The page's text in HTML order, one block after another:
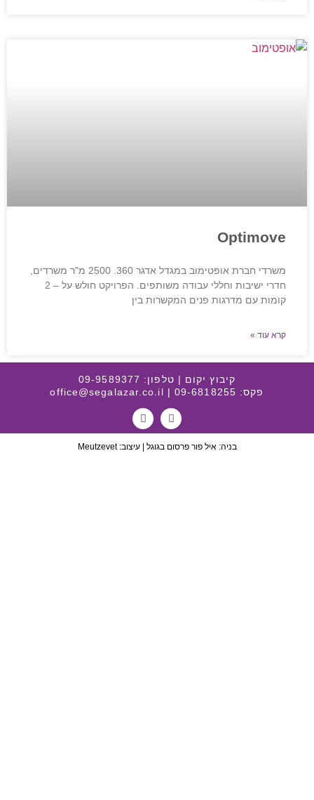
Optimove
משרדי חברת אופטימוב במגדל אדגר 360. 2500 מ"ר משרדים,
חדרי ישיבות וחללי עבודה משותפים. הפרויקט חולש על – 2
קומות עם מדרגות פנים המקשרות בין
קרא עוד »
קיבוץ יקום | טלפון: 09-9589377
פקס:
office@segalazar.co.il | 09-6818255
בניה: איל פורפרסום בגוגל | עיצוב:Meutzevet